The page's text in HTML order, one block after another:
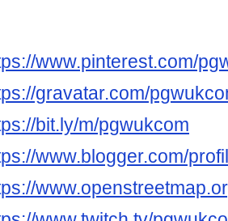
www.pinterest.com/
gravatar.com/
bit.ly/m/pgwukcom
www.blogger.com/